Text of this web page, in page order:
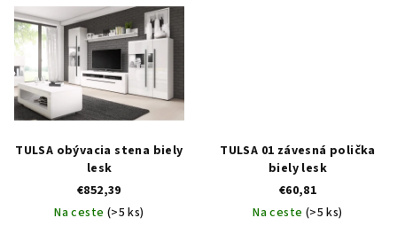
TULSA obývacia stena biely
lesk
€852,39
Na ceste (>5 ks)
TULSA 01 závesná polička
biely lesk
€60,81
Na ceste (>5 ks)